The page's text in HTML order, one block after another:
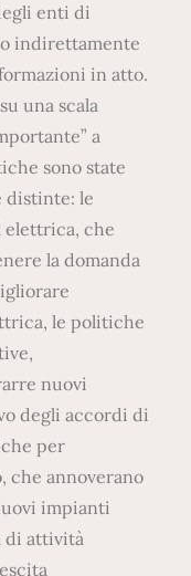
enti di
indirettamente
in atto.
una scala
a
sono state
distinte: le
che
la domanda
le politiche
nuovi
degli accordi di
per
che annoverano
impianti
di attività